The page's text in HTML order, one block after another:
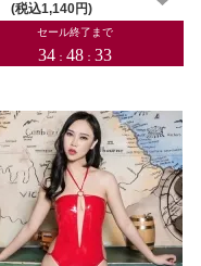
(税込1,140円)